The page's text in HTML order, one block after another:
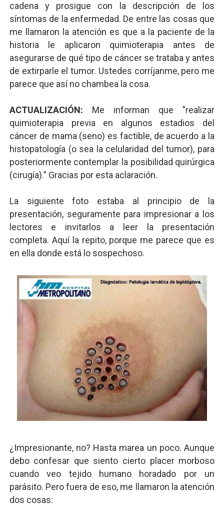
cadena y prosigue con la descripción de los
síntomas de la enfermedad. De entre las cosas que
me llamaron la atención es que a la paciente de la
historia le aplicaron quimioterapia antes de
asegurarse de qué tipo de cáncer se trataba y antes
de extirparle el tumor. Ustedes corríjanme, pero me
parece que así no chambea la cosa.
ACTUALIZACIÓN: Me informan que "realizar
quimioterapia previa en algunos estadios del
cáncer de mama (seno) es factible, de acuerdo a la
histopatología (o sea la celularidad del tumor), para
posteriormente contemplar la posibilidad quirúrgica
(cirugía)." Gracias por esta aclaración.
La siguiente foto estaba al principio de la
presentación, seguramente para impresionar a los
lectores e invitarlos a leer la presentación
completa. Aquí la repito, porque me parece que es
en ella donde está lo sospechoso.
¿Impresionante, no? Hasta marea un poco. Aunque
debo confesar que siento cierto placer morboso
cuando veo tejido humano horadado por un
parásito. Pero fuera de eso, me llamaron la atención
dos cosas: